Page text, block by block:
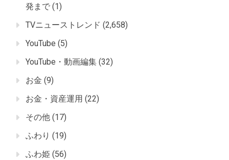
発まで (1)
TVニューストレンド (2,658)
YouTube (5)
YouTube・動画編集 (32)
お金 (9)
お金・資産運用 (22)
その他 (17)
ふわり (19)
ふわ姫 (56)